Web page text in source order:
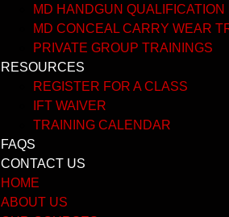
MD HANDGUN
MD CONCEAL CARRY WEAR
PRIVATE GROUP TRAININGS
RESOURCES
REGISTER FOR A CLASS
IFT WAIVER
TRAINING CALENDAR
FAQS
CONTACT US
HOME
ABOUT US